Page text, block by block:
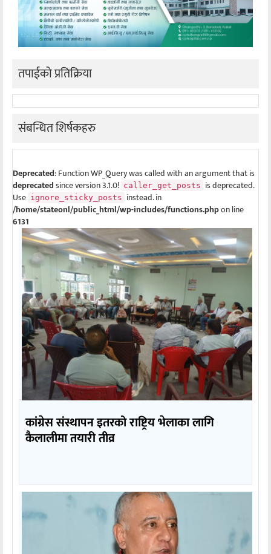
तपाईको प्रतिक्रिया
संबन्धित शिर्षकहरु
Deprecated: Function WP_Query was called with an argument that is
deprecatedsince version 3.1.0! caller_get_posts is deprecated.
Use ignore_sticky_posts instead. in
/home/stateonl/public_html/wp-includes/functions.phpon line
6131
कांग्रेस संस्थापन इतरको राष्ट्रिय भेलाका लागि
कैलालीमा तयारी तीव्र